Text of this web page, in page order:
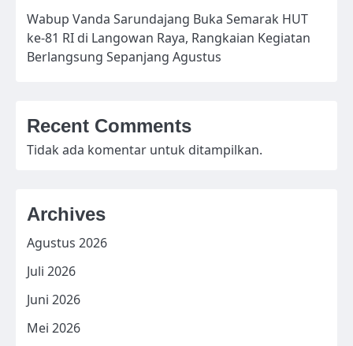
Wabup Vanda Sarundajang Buka Semarak HUT
ke-81 RI di Langowan Raya, Rangkaian Kegiatan
Berlangsung Sepanjang Agustus
Recent Comments
Tidak ada komentar untuk ditampilkan.
Archives
Agustus 2026
Juli 2026
Juni 2026
Mei 2026